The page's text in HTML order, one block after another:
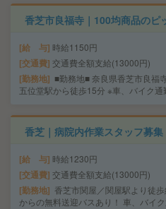
香芝市良福寺｜100均商品のピ
給 与 時給1150円
交通費 交通費全額支給(13000円)
勤務地
■勤務地■ 奈良県香芝市良福
五位堂駅から徒歩15分 ※車、バイク通
香芝｜病院内作業スタッフ募
給 与 時給1230円
交通費 交通費全額支給(13000円)
勤務地 香芝市関屋／関屋駅より徒
からの無料送迎バスあり！ 車、バイ